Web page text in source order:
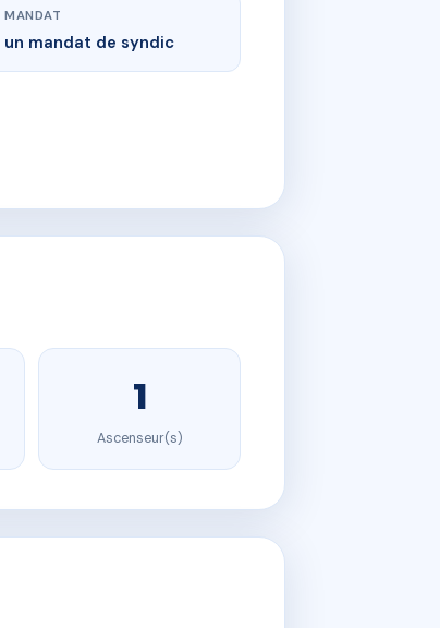
MANDAT
un mandat de syndic
1
Ascenseur(s)